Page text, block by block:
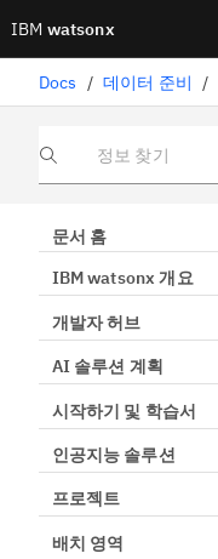
IBM watsonx
Docs / 데이터 준비 /
정보 찾기
문서 홈
IBM watsonx 개요
개발자 허브
AI 솔루션 계획
시작하기 및 학습서
인공지능 솔루션
프로젝트
배치 영역